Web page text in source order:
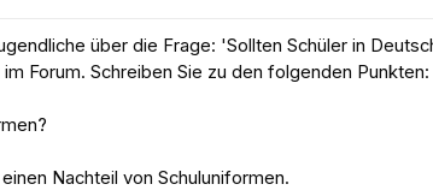
über die Frage: 'Sollten Schüler in
Forum. Schreiben Sie zu den folgenden Punkten:
Nachteil von Schuluniformen.